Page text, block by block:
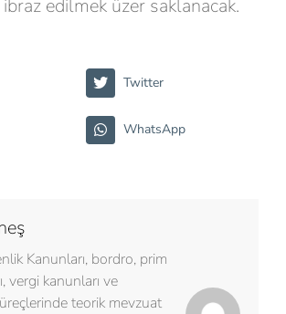
edilmek üzer saklanacak.
Twitter
WhatsApp
Kanunları, bordro, prim
vergi kanunları ve
teorik mevzuat